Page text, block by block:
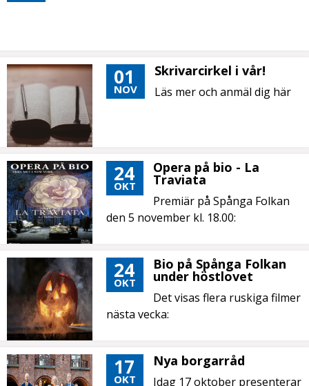
01
NOV
Skrivarcirkel i vår!
Läs mer och anmäl dig här
24
OKT
Opera på bio - La
Traviata
Premiär på Spånga Folkan
den 5 november kl. 18.00:
24
OKT
Bio på Spånga Folkan
under höstlovet
Det visas flera ruskiga filmer
nästa vecka:
17
OKT
Nya borgarråd
Idag 17 oktober presenterar